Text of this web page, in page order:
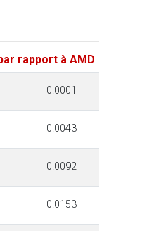
rapport à AMD
0.0001
0.0043
0.0092
0.0153